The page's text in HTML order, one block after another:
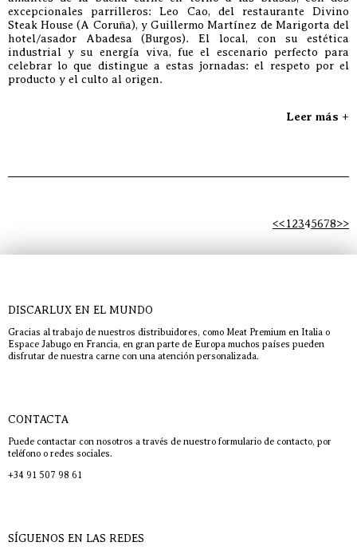
excepcionales parrilleros: Leo Cao, del restaurante Divino
Steak House (A Coruña), y Guillermo Martínez de Marigorta del
hotel/asador Abadesa (Burgos). El local, con su estética
industrial y su energía viva, fue el escenario perfecto para
celebrar lo que distingue a estas jornadas: el respeto por el
producto y el culto al origen.
Leer más +
<<12345678>>
DISCARLUX EN EL MUNDO
Gracias al trabajo de nuestros distribuidores, como Meat Premium en Italia o
Espace Jabugo en Francia, en gran parte de Europa muchos países pueden
disfrutar de nuestra carne con una atención personalizada.
CONTACTA
Puede contactar con nosotros a través de nuestro formulario de contacto, por
teléfono o redes sociales.
+34 91 507 98 61
SÍGUENOS EN LAS REDES